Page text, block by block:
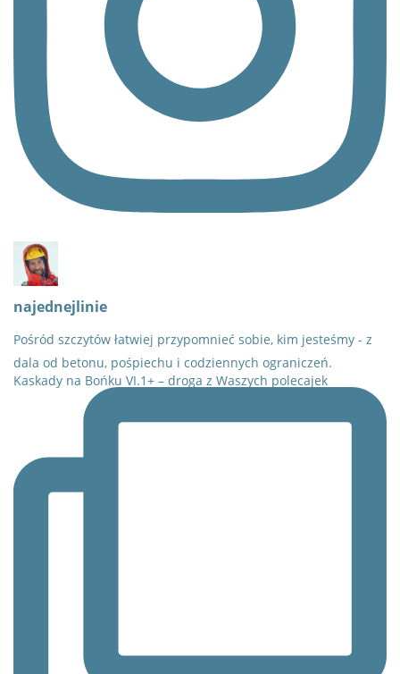
najednejlinie
Pośród szczytów łatwiej przypomnieć sobie, kim jesteśmy - z
dala od betonu, pośpiechu i codziennych ograniczeń.
Kaskady na Bońku VI.1+ – droga z Waszych polecajek